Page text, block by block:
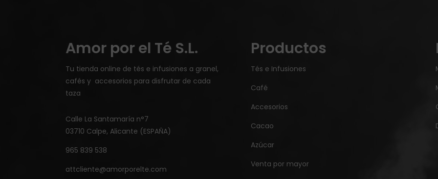
Amor por el Té S.L.
Tu tienda online de tés e infusiones a granel,
cafés y accesorios para disfrutar de cada
taza
Calle La Santamaría n°7
03710 Calpe, Alicante (ESPAÑA)
965 839 538
attcliente@amorporelte.com
Productos
Tés e Infusiones
Café
Accesorios
Cacao
Azúcar
Venta por mayor